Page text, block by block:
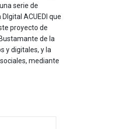
serie de
ACUEDI que
proyecto de
de la
y digitales, y la
mediante